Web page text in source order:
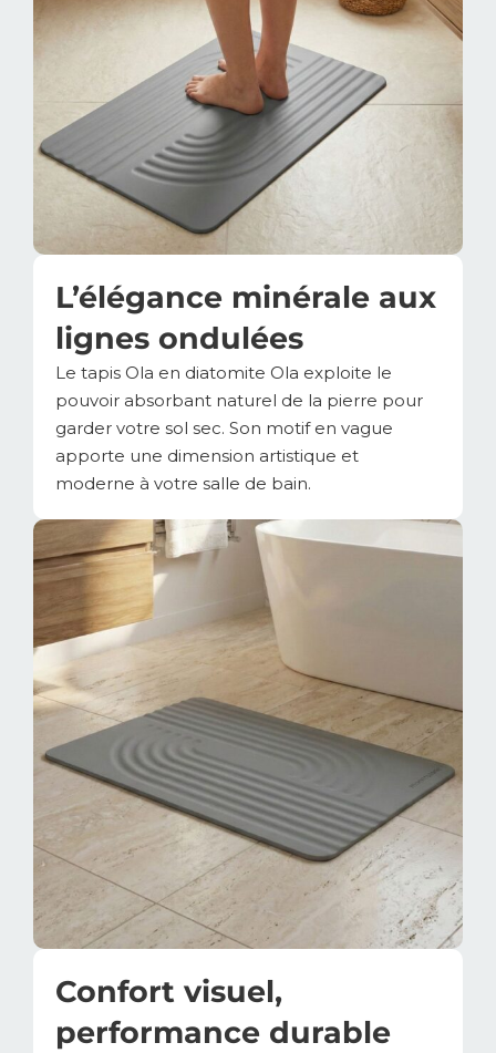
L’élégance minérale aux
lignes ondulées
Le tapis Ola en diatomite Ola exploite le
pouvoir absorbant naturel de la pierre pour
garder votre sol sec. Son motif en vague
apporte une dimension artistique et
moderne à votre salle de bain.
Confort visuel,
performance durable